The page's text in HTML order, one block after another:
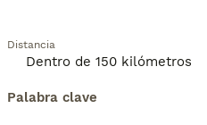
Distancia
Palabra clave